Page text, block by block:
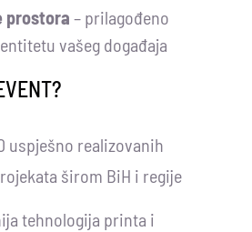
prostora – prilagođeno
vašeg događaja
uspješno realizovanih
širom BiH i regije
tehnologija printa i